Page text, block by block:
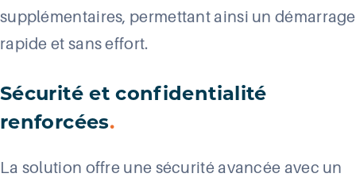
supplémentaires, permettant ainsi un démarrage
rapide et sans effort.
Sécurité et confidentialité
renforcées.
La solution offre une sécurité avancée avec un